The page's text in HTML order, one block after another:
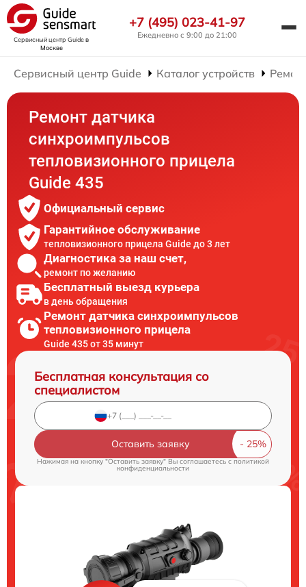
Сервисный центр Guideв
Москве
+7 (495) 023-41-97
Ежедневно с 9:00 до 21:00
Сервисный центр Guide Каталог устройств
Ремонт датчика
синхроимпульсов
тепловизионного прицела
Guide 435
Официальный сервис
Гарантийное обслуживание
тепловизионного прицела Guide до 3 лет
Диагностика за наш счет,
ремонт по желанию
Бесплатный выезд курьера
в день обращения
Ремонт датчика синхроимпульсов
тепловизионного прицела
Guide 435 от 35 минут
Бесплатная консультация со
специалистом
Оставить заявку
Нажимая на кнопку "Оставить заявку" Вы соглашаетесь cполитикой
конфиденциальности